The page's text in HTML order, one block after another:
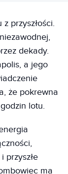
przyszłości.
dekady.
a jego
że pokrewna
lotu.
przyszłe
ma